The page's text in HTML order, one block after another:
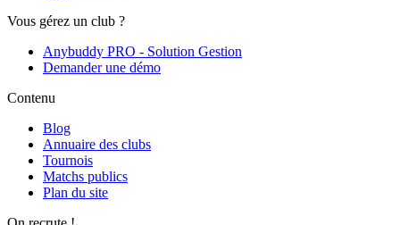
Vous gérez un club ?
Anybuddy PRO - Solution Gestion
Demander une démo
Contenu
Blog
Annuaire des clubs
Tournois
Matchs publics
Plan du site